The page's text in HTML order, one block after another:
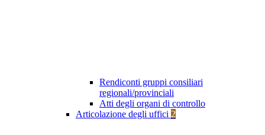
Rendiconti gruppi consiliari
regionali/provinciali
Atti degli organi di controllo
Articolazione degli uffici 2